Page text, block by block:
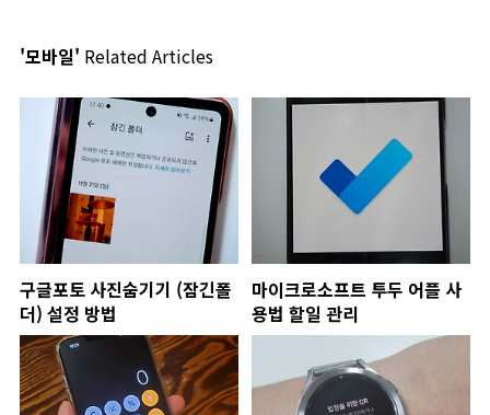
'모바일' Related Articles
구글포토 사진숨기기 (잠긴폴
더) 설정 방법
마이크로소프트 투두 어플 사
용법 할일 관리